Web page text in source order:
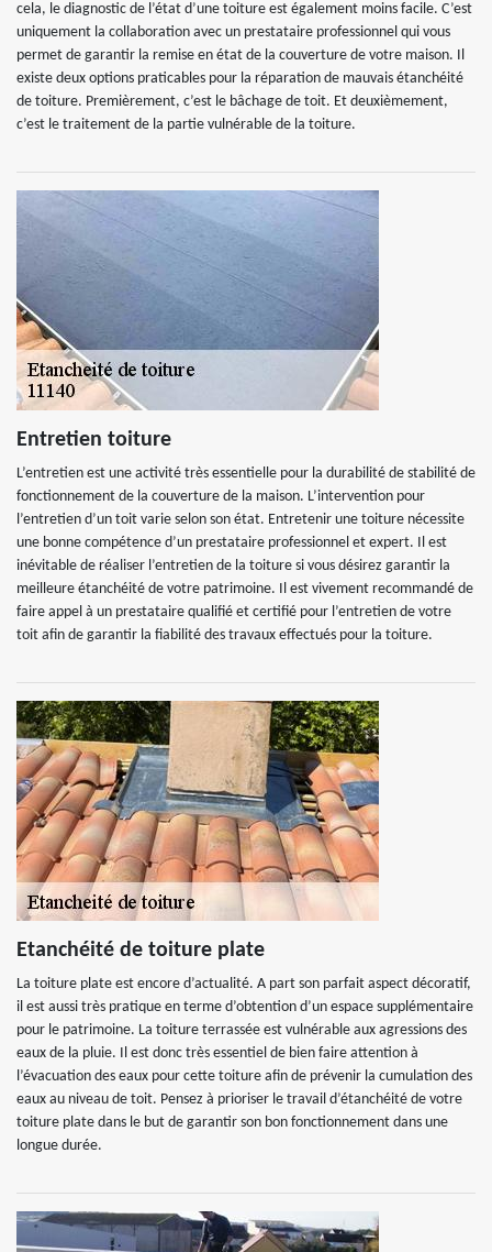
cela, le diagnostic de l’état d’une toiture est également moins facile. C’est
uniquement la collaboration avec un prestataire professionnel qui vous
permet de garantir la remise en état de la couverture de votre maison. Il
existe deux options praticables pour la réparation de mauvais étanchéité
de toiture. Premièrement, c’est le bâchage de toit. Et deuxièmement,
c’est le traitement de la partie vulnérable de la toiture.
Entretien toiture
L’entretien est une activité très essentielle pour la durabilité de stabilité de
fonctionnement de la couverture de la maison. L’intervention pour
l’entretien d’un toit varie selon son état. Entretenir une toiture nécessite
une bonne compétence d’un prestataire professionnel et expert. Il est
inévitable de réaliser l’entretien de la toiture si vous désirez garantir la
meilleure étanchéité de votre patrimoine. Il est vivement recommandé de
faire appel à un prestataire qualifié et certifié pour l’entretien de votre
toit afin de garantir la fiabilité des travaux effectués pour la toiture.
Etanchéité de toiture plate
La toiture plate est encore d’actualité. A part son parfait aspect décoratif,
il est aussi très pratique en terme d’obtention d’un espace supplémentaire
pour le patrimoine. La toiture terrassée est vulnérable aux agressions des
eaux de la pluie. Il est donc très essentiel de bien faire attention à
l’évacuation des eaux pour cette toiture afin de prévenir la cumulation des
eaux au niveau de toit. Pensez à prioriser le travail d’étanchéité de votre
toiture plate dans le but de garantir son bon fonctionnement dans une
longue durée.